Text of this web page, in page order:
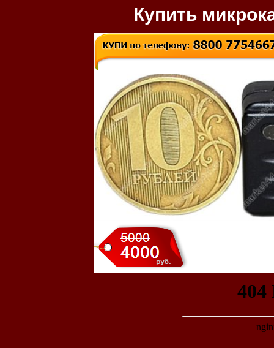
Купить